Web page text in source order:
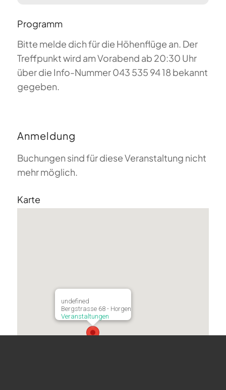
Programm
Bitte melde dich für die Höhenflüge an. Der
Treffpunkt wird am Vorabend ab 20:30 Uhr
über die Info-Nummer 043 535 94 18 bekannt
gegeben.
Anmeldung
Buchungen sind für diese Veranstaltung nicht
mehr möglich.
Karte
undefined
Bergstrasse 68 - Horgen
Veranstaltungen